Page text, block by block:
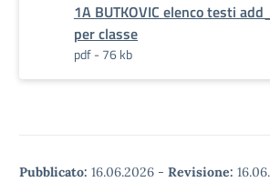
1A BUTKOVIC elenco testi
per classe
pdf - 76 kb
Pubblicato: 16.06.2026 - Revisione: